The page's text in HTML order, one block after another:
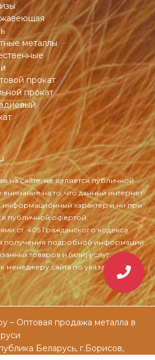
металлы
прокат
прокат
– Оптовая продажа металла в
Беларусь, г.Борисов,